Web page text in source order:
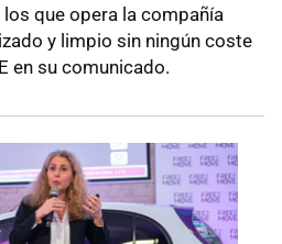
los que opera la compañía
y limpio sin ningún coste
en su comunicado.